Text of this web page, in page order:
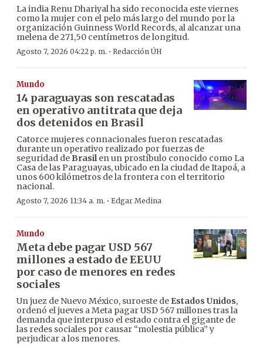
La india Renu Dhariyal ha sido reconocida este viernes
como la mujer con el pelo más largo del mundo por la
organización Guinness World Records, al alcanzar una
melena de 271,50 centímetros de longitud.
Agosto 7, 2026 04:22 p. m. · Redacción ÚH
Mundo
14 paraguayas son rescatadas
en operativo antitrata que deja
dos detenidos en Brasil
Catorce mujeres connacionales fueron rescatadas
durante un operativo realizado por fuerzas de
seguridad de Brasilen un prostíbulo conocido como La
Casa de las Paraguayas, ubicado en la ciudad de Itapoá, a
unos 600 kilómetros de la frontera con el territorio
nacional.
Agosto 7, 2026 11:34 a. m. · Edgar Medina
Mundo
Meta debe pagar USD 567
millones a estado de EEUU
por caso de menores en redes
sociales
Un juez de Nuevo México, suroeste de Estados Unidos,
ordenó el jueves a Meta pagar USD 567 millones tras la
demanda que interpuso el estado contra el gigante de
las redes sociales por causar “molestia pública” y
perjudicar a los menores.